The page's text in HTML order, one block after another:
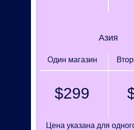
Цена указана для
Один магазин
Азия
$299